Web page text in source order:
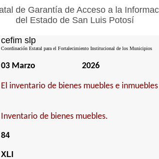
de Garantía de Acceso a la
del Estado de San Luis Potosí
cefim slp
Coordinación Estatal para el Fortalecimiento Institucional de los Municipios
03 Marzo 2026
El inventario de bienes muebles e
Inventario de bienes muebles.
84
XLI